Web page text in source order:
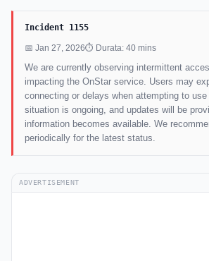
Incident 1155
📅 Jan 27, 2026⏱ Durata: 40 mins
We are currently observing intermittent
impacting the OnStar service. Users may
connecting or delays when attempting to
situation is ongoing, and updates will be
information becomes available. We
periodically for the latest status.
ADVERTISEMENT